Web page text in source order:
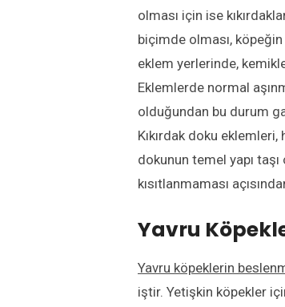
olması için ise
biçimde olması,
eklem yerlerinde,
Eklemlerde normal
olduğundan bu durum
Kıkırdak doku
dokunun temel yapı
kısıtlanmaması
Yavru
Yavru köpeklerin
iştir. Yetişkin köpekler